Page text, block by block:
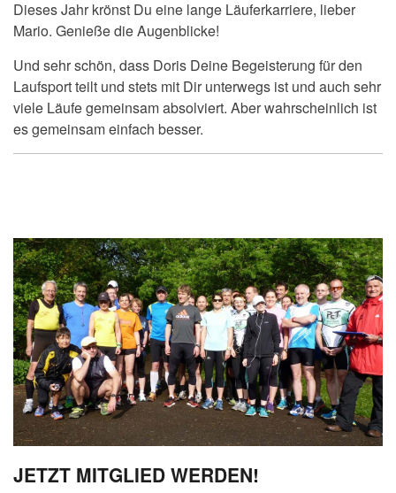
Dieses Jahr krönst Du eine lange Läuferkarriere, lieber
Mario. Genieße die Augenblicke!
Und sehr schön, dass Doris Deine Begeisterung für den
Laufsport teilt und stets mit Dir unterwegs ist und auch sehr
viele Läufe gemeinsam absolviert. Aber wahrscheinlich ist
es gemeinsam einfach besser.
JETZT MITGLIED WERDEN!